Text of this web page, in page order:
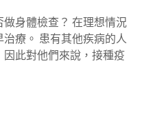
身體檢查？ 在理想情況
療。 患有其他疾病的人
此對他們來說，接種疫